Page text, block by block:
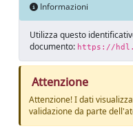
Informazioni
Utilizza questo
documento: https://
Attenzione
Attenzione! I dati
validazione da parte